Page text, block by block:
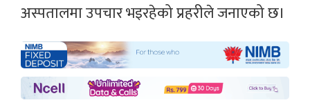
अस्पतालमा उपचार भइरहेको प्रहरीले जनाएको छ।